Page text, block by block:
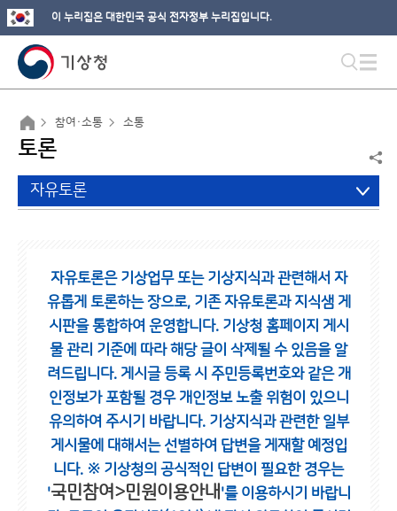
이 누리집은 대한민국 공식 전자정부 누리집입니다.
참여·소통 소통
토론
자유토론
자유토론은 기상업무 또는 기상지식과 관련해서 자
유롭게 토론하는 장으로, 기존 자유토론과 지식샘 게
시판을 통합하여 운영합니다. 기상청 홈페이지 게시
물 관리 기준에 따라 해당 글이 삭제될 수 있음을 알
려드립니다. 게시글 등록 시 주민등록번호와 같은 개
인정보가 포함될 경우 개인정보 노출 위험이 있으니
유의하여 주시기 바랍니다. 기상지식과 관련한 일부
게시물에 대해서는 선별하여 답변을 게재할 예정입
니다. ※ 기상청의 공식적인 답변이 필요한 경우는
'국민참여>민원이용안내 '를 이용하시기 바랍니